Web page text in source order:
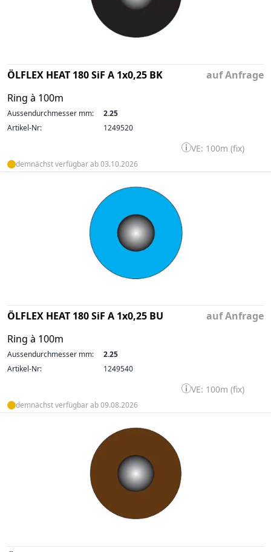
ÖLFLEX HEAT 180 SiF A 1x0,25 BK
Ring à 100m
auf Anfrage
Aussendurchmesser mm:
2.25
Artikel-Nr:
1249520
VE: 100m (fix)
demnächst verfügbar ab 03.10.2026
ÖLFLEX HEAT 180 SiF A 1x0,25 BU
Ring à 100m
auf Anfrage
Aussendurchmesser mm:
2.25
Artikel-Nr:
1249540
VE: 100m (fix)
demnächst verfügbar ab 09.08.2026